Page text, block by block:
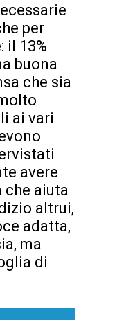
per
il 13%
buona
che sia
ai vari
avere
che aiuta
altrui,
adatta,
ma
di